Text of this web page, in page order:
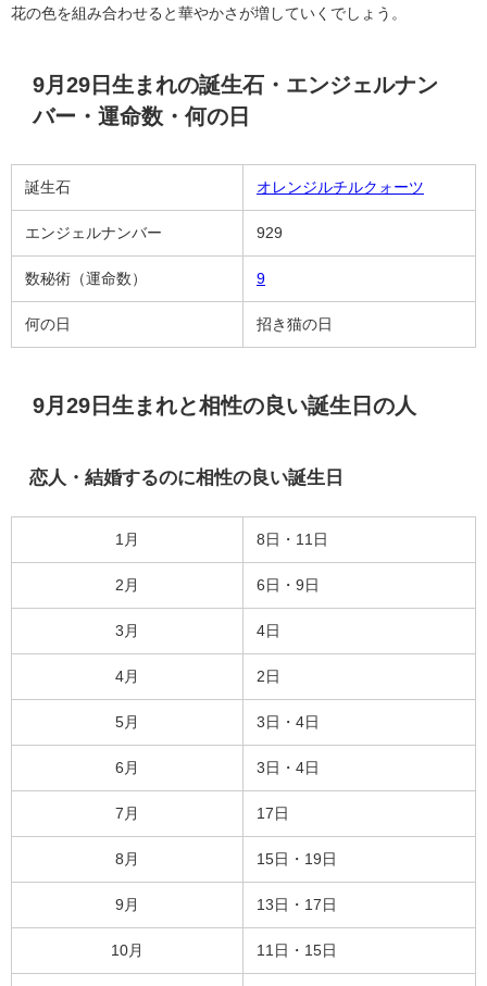
花の色を組み合わせると華やかさが増していくでしょう。
9月29日生まれの誕生石・エンジェルナン
バー・運命数・何の日
誕生石 オレンジルチルクォーツ
エンジェルナンバー 929
数秘術（運命数） 9
何の日 招き猫の日
9月29日生まれと相性の良い誕生日の人
恋人・結婚するのに相性の良い誕生日
1月 8日・11日
2月 6日・9日
3月 4日
4月 2日
5月 3日・4日
6月 3日・4日
7月 17日
8月 15日・19日
9月 13日・17日
10月 11日・15日